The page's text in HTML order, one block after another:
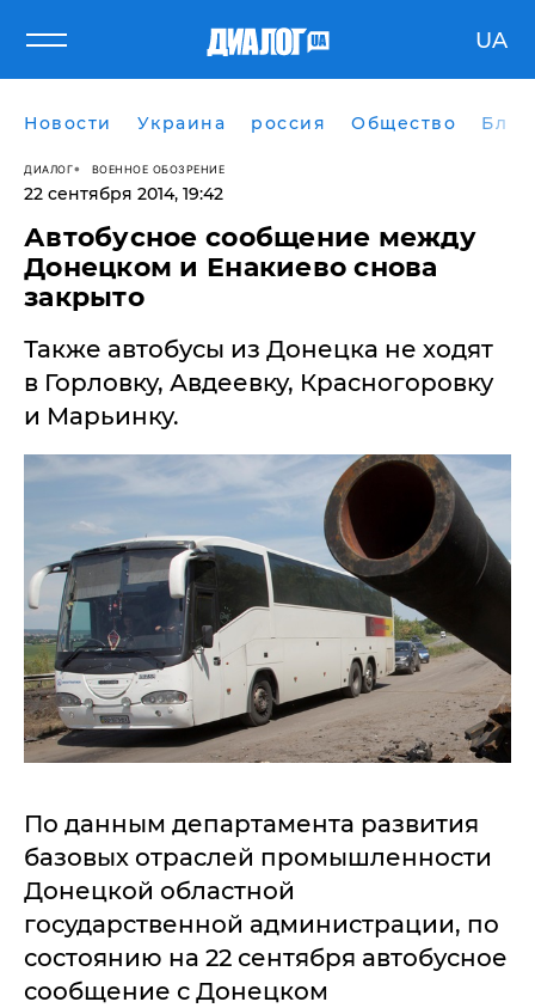
UA
Новости Украина россия Общество
ДИАЛОГ ВОЕННОЕ ОБОЗРЕНИЕ
22 сентября 2014, 19:42
Автобусное сообщение между
Донецком и Енакиево снова
закрыто
Также автобусы из Донецка не ходят
в Горловку, Авдеевку, Красногоровку
и Марьинку.
По данным департамента развития
базовых отраслей промышленности
Донецкой областной
государственной администрации, по
состоянию на 22 сентября автобусное
сообщение с Донецком